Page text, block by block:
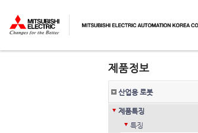
산업용 로봇
제품특징
특징